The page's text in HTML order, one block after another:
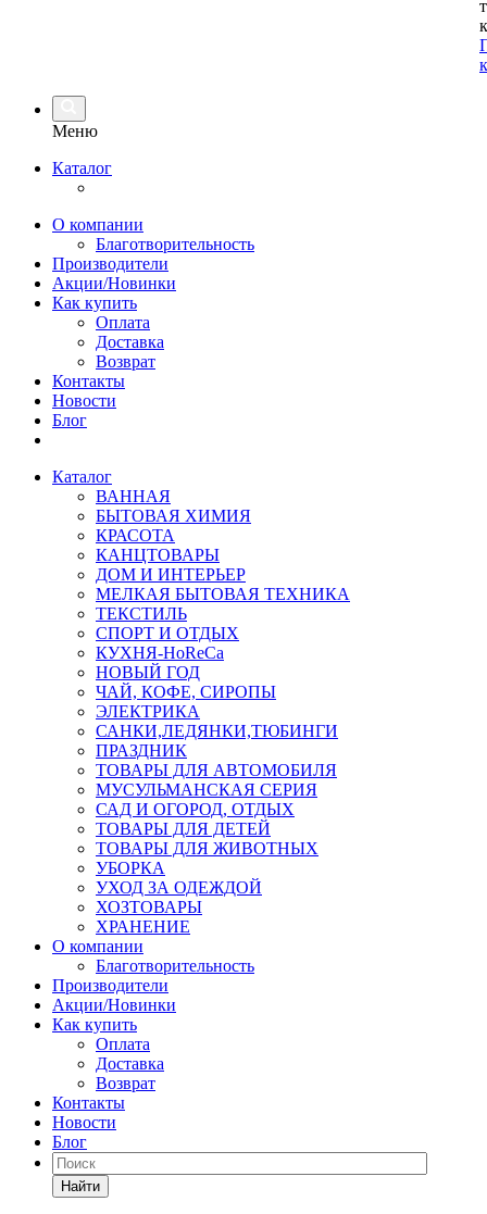
Меню
Каталог
О компании
Благотворительность
Производители
Акции/Новинки
Как купить
Оплата
Доставка
Возврат
Контакты
Новости
Блог
Каталог
ВАННАЯ
БЫТОВАЯ ХИМИЯ
КРАСОТА
КАНЦТОВАРЫ
ДОМ И ИНТЕРЬЕР
МЕЛКАЯ БЫТОВАЯ ТЕХНИКА
ТЕКСТИЛЬ
СПОРТ И ОТДЫХ
КУХНЯ-HoReCa
НОВЫЙ ГОД
ЧАЙ, КОФЕ, СИРОПЫ
ЭЛЕКТРИКА
САНКИ,ЛЕДЯНКИ,ТЮБИНГИ
ПРАЗДНИК
ТОВАРЫ ДЛЯ АВТОМОБИЛЯ
МУСУЛЬМАНСКАЯ СЕРИЯ
САД И ОГОРОД, ОТДЫХ
ТОВАРЫ ДЛЯ ДЕТЕЙ
ТОВАРЫ ДЛЯ ЖИВОТНЫХ
УБОРКА
УХОД ЗА ОДЕЖДОЙ
ХОЗТОВАРЫ
ХРАНЕНИЕ
О компании
Благотворительность
Производители
Акции/Новинки
Как купить
Оплата
Доставка
Возврат
Контакты
Новости
Блог
Найти